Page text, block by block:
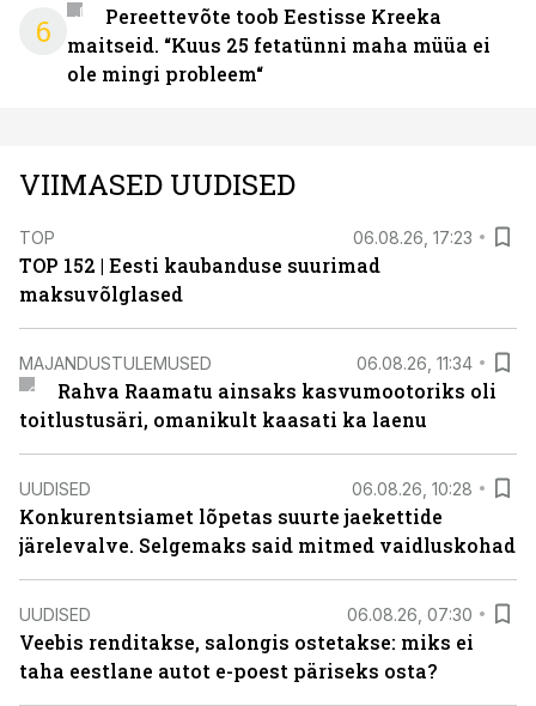
6
Pereettevõte toob Eestisse Kreeka
maitseid. “Kuus 25 fetatünni maha müüa ei
ole mingi probleem“
VIIMASED UUDISED
TOP 06.08.26, 17:23
TOP 152 | Eesti kaubanduse suurimad
maksuvõlglased
MAJANDUSTULEMUSED 06.08.26, 11:34
Rahva Raamatu ainsaks kasvumootoriks oli
toitlustusäri, omanikult kaasati ka laenu
UUDISED 06.08.26, 10:28
Konkurentsiamet lõpetas suurte jaekettide
järelevalve. Selgemaks said mitmed vaidluskohad
UUDISED 06.08.26, 07:30
Veebis renditakse, salongis ostetakse: miks ei
taha eestlane autot e-poest päriseks osta?